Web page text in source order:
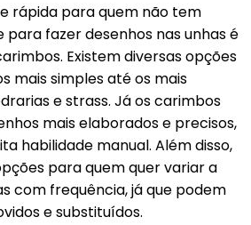
rápida para quem não tem
fazer desenhos nas unhas é
Existem diversas opções
mais simples até os mais
e strass. Já os carimbos
mais elaborados e precisos,
habilidade manual. Além disso,
para quem quer variar a
com frequência, já que podem
e substituídos.